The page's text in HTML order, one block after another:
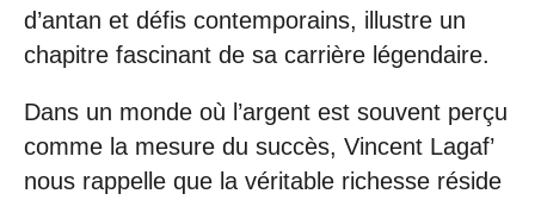
d’antan et défis contemporains, illustre un
chapitre fascinant de sa carrière légendaire.
Dans un monde où l’argent est souvent perçu
comme la mesure du succès, Vincent Lagaf’
nous rappelle que la véritable richesse réside